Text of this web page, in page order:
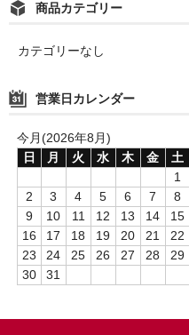
商品カテゴリー
カテゴリーなし
営業日カレンダー
今月(2026年8月)
日
月 火 水 木 金
土
1
2
3 4 5 6 7
8
9
10 11 12 13 14
15
16
17 18 19 20 21
22
23
24 25 26 27 28
29
30
31